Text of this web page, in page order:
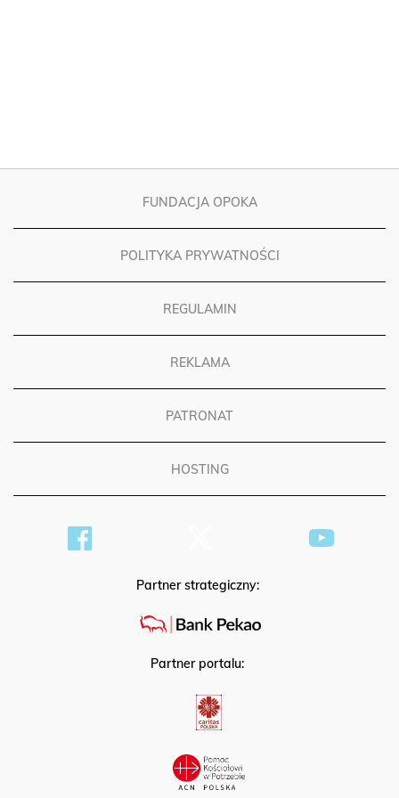
FUNDACJA OPOKA
POLITYKA PRYWATNOŚCI
REGULAMIN
REKLAMA
PATRONAT
HOSTING
Partner strategiczny:
Partner portalu: